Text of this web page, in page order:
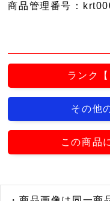
商品管理番号 ：
ランク
その他
この商品